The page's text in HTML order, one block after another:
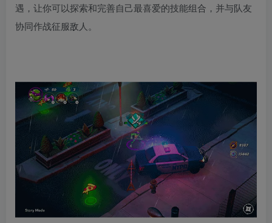
遇，让你可以探索和完善自己最喜爱的技能组合，并与队友
协同作战征服敌人。